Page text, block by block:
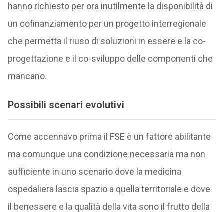
hanno richiesto per ora inutilmente la disponibilità di
un cofinanziamento per un progetto interregionale
che permetta il riuso di soluzioni in essere e la co-
progettazione e il co-sviluppo delle componenti che
mancano.
Possibili scenari evolutivi
Come accennavo prima il FSE è un fattore abilitante
ma comunque una condizione necessaria ma non
sufficiente in uno scenario dove la medicina
ospedaliera lascia spazio a quella territoriale e dove
il benessere e la qualità della vita sono il frutto della